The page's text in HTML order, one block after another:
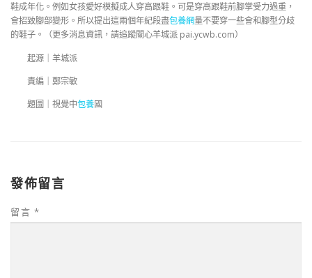
鞋成年化。例如女孩愛好模擬成人穿高跟鞋。可是穿高跟鞋前腳掌受力過重，
會招致腳部變形。所以提出這兩個年紀段盡包養網量不要穿一些會和腳型分歧
的鞋子。（更多消息資訊，請追蹤關心羊城派 pai.ycwb.com）
起源｜羊城派
責編｜鄭宗敏
題圖｜視覺中包養國
發佈留言
留言 *